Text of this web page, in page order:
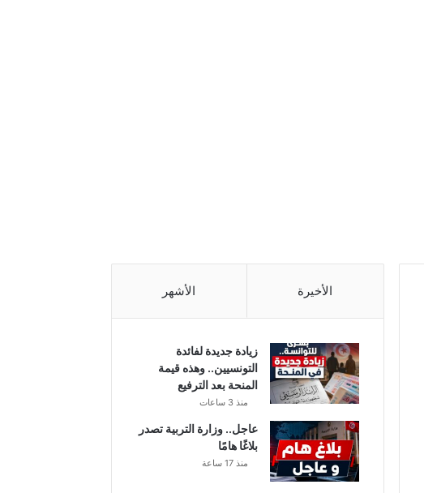
الأخيرة الأشهر
زيادة جديدة لفائدة
التونسيين.. وهذه قيمة
المنحة بعد الترفيع
منذ 3 ساعات
عاجل.. وزارة التربية تصدر
بلاغًا هامًا
منذ 17 ساعة